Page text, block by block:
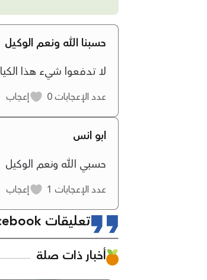
حسبنا الله ونعم الوكيل
لا تدفعوا شيء هذا
عدد الإعجابات إعجاب
ابو انس
حسبي الله ونعم الوكيل
عدد الإعجابات إعجاب
تعليقات Facebook
أخبار ذات صلة